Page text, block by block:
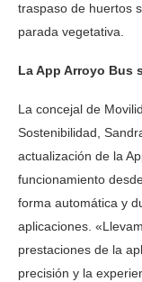
traspaso de huertos
parada vegetativa.
La App Arroyo Bus
La concejal de
Sostenibilidad,
actualización de la
funcionamiento
forma automática y
aplicaciones.
prestaciones de la
precisión y la